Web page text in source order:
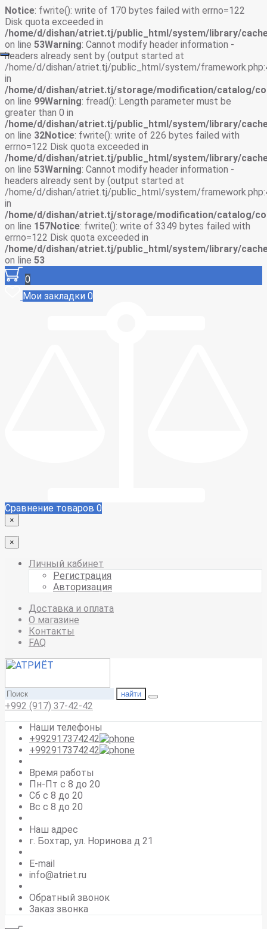
Notice: fwrite(): write of 170 bytes failed with errno=122
Disk quota exceeded in
/home/d/dishan/atriet.tj/public_html/system/library/
on line 53Warning: Cannot modify header information -
headers already sent by (output started at
/home/d/dishan/atriet.tj/public_html/system/
in
/home/d/dishan/atriet.tj/storage/modification/catalog/
on line 99Warning: fread(): Length parameter must be
greater than 0 in
/home/d/dishan/atriet.tj/public_html/system/library/
on line 32Notice: fwrite(): write of 226 bytes failed with
errno=122 Disk quota exceeded in
/home/d/dishan/atriet.tj/public_html/system/library/
on line 53Warning: Cannot modify header information -
headers already sent by (output started at
/home/d/dishan/atriet.tj/public_html/system/
in
/home/d/dishan/atriet.tj/storage/modification/catalog/
on line 157Notice: fwrite(): write of 3349 bytes failed with
errno=122 Disk quota exceeded in
/home/d/dishan/atriet.tj/public_html/system/library/
on line 53
0
Мои закладки 0
Сравнение товаров 0
×
×
Личный кабинет
Регистрация
Авторизация
Доставка и оплата
О магазине
Контакты
FAQ
найти
+992 (917) 37-42-42
Наши телефоны
+992917374242
+992917374242
Время работы
Пн-Пт с 8 до 20
Сб с 8 до 20
Вс c 8 до 20
Наш адрес
г. Бохтар, ул. Норинова д 21
E-mail
info@atriet.ru
Обратный звонок
Заказ звонка